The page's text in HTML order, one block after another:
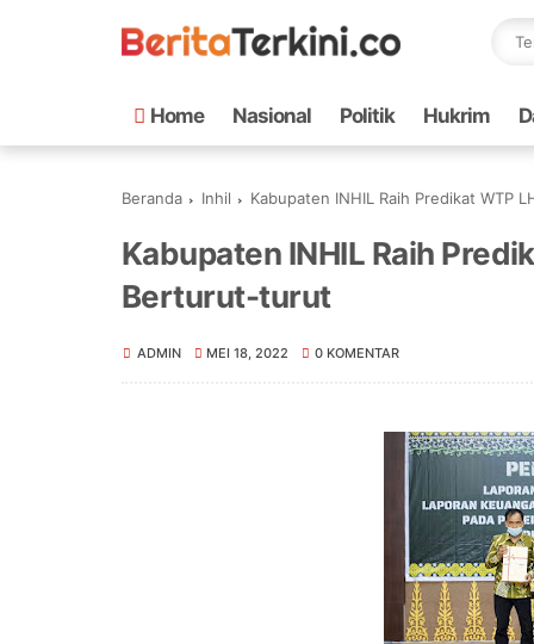
Home Nasional Politik Hukrim
Beranda Inhil Kabupaten INHIL Raih Predikat WTP
Kabupaten INHIL Raih
Berturut-turut
ADMIN MEI 18, 2022 0 KOMENTAR